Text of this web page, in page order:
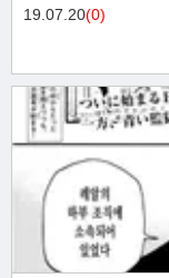
19.07.20(0)